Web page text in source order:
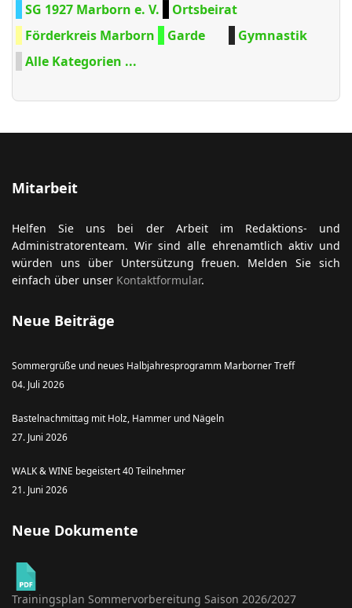
SG 1927 Marborn e. V.
Ortsbeirat
Förderkreis Marborn
Garde
Gymnastik
Alle Kategorien ...
Mitarbeit
Helfen Sie uns bei der Arbeit im Redaktions- und
Administratorenteam. Wir sind alle ehrenamtlich aktiv und
würden uns über Untersützung freuen. Melden Sie sich
einfach über unser Kontaktformular.
Neue Beiträge
Sommergrüße und neues Halbjahresprogramm Marborner Treff
04. Juli 2026
Bastelnachmittag mit Holz, Hammer und Nägeln
27. Juni 2026
WALK & WINE begeistert 40 Teilnehmer
21. Juni 2026
Neue Dokumente
Trainingsplan Sommervorbereitung Saison 2026/2027